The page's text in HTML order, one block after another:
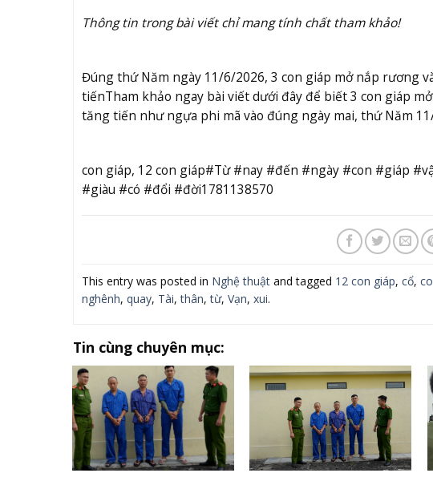
Thông tin trong bài viết chỉ mang tính chất tham khảo!
Đúng thứ Năm ngày 11/6/2026, 3 con giáp mở nắp rương
tiếnTham khảo ngay bài viết dưới đây để biết 3 con giáp
tăng tiến như ngựa phi mã vào đúng ngày mai, thứ Năm
con giáp, 12 con giáp#Từ #nay #đến #ngày #con #giáp
#giàu #có #đổi #đời1781138570
This entry was posted in Nghệ thuậtand tagged 12 con giáp, cổ,
nghênh, quay, Tài,thân,từ, Vạn, xui.
Tin cùng chuyên mục: